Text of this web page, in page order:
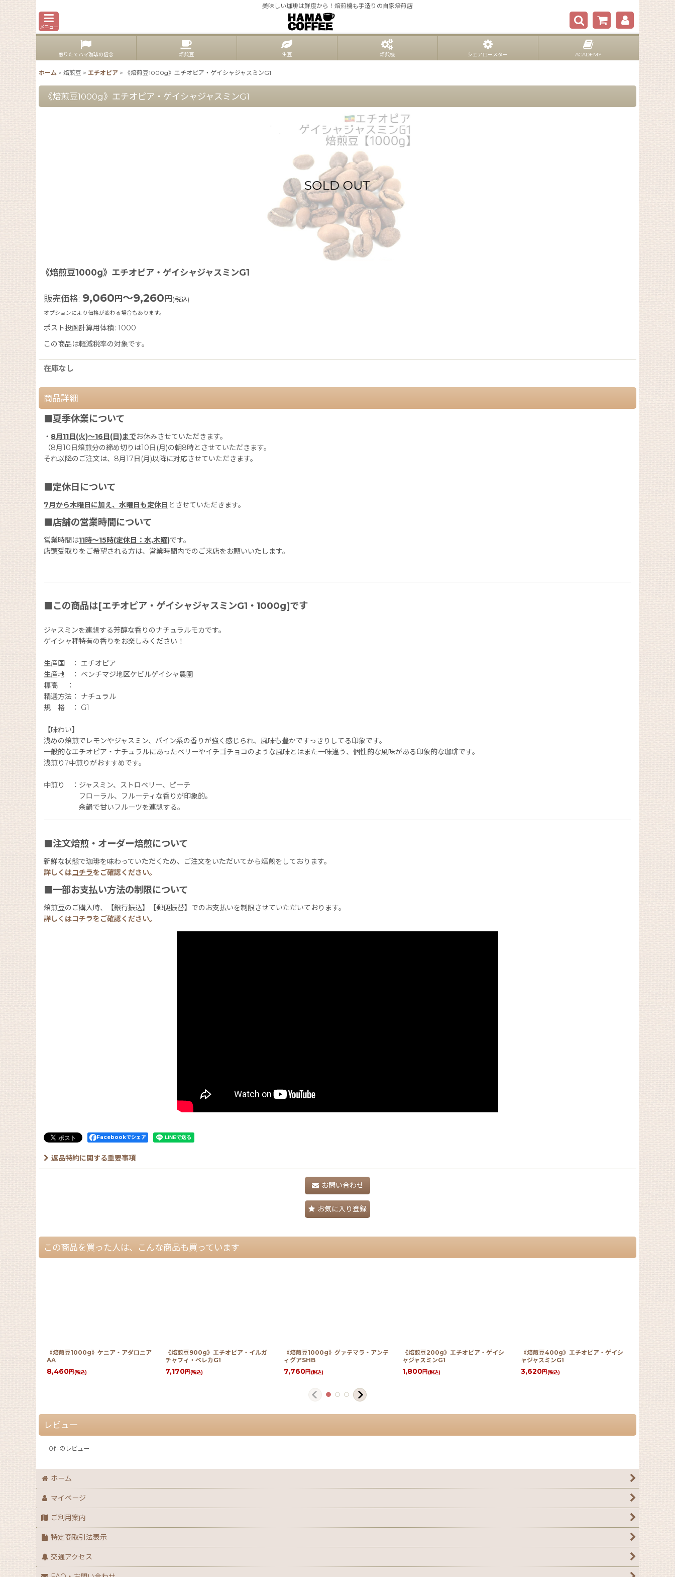
美味しい珈琲は鮮度から！焙煎機も手造りの自家焙煎店
メニュー
煎りたてハマ珈琲の信念 焙煎豆 生豆 焙煎機 シェアロースター ACADEMY
ホーム > 焙煎豆 > エチオピア > 《焙煎豆1000g》エチオピア・ゲイシャジャスミンG1
《焙煎豆1000g》エチオピア・ゲイシャジャスミンG1
《焙煎豆1000g》エチオピア・ゲイシャジャスミンG1
販売価格: 9,060 円 ～9,260 円 (税込)
オプションにより価格が変わる場合もあります。
ポスト投函計算用体積: 1000
この商品は軽減税率の対象です。
在庫なし
商品詳細
■夏季休業について
・ 8月11日(火)〜16日(日)までお休みさせていただきます。
（8月10日焙煎分の締め切りは10日(月)の朝8時とさせていただきます。
それ以降のご注文は、8月17日(月)以降に対応させていただきます。
■定休日について
7月から木曜日に加え、水曜日も定休日 とさせていただきます。
■店舗の営業時間について
営業時間は11時〜15時(定休日：水,木曜)です。
店頭受取りをご希望される方は、営業時間内でのご来店をお願いいたします。
■この商品は[エチオピア・ゲイシャジャスミンG1・1000g]です
ジャスミンを連想する芳醇な香りのナチュラルモカです。
ゲイシャ種特有の香りをお楽しみください！
生産国 ： エチオピア
生産地 ： ベンチマジ地区ケビルゲイシャ農園
標高 ：
精選方法： ナチュラル
規 格 ： G1
【味わい】
浅めの焙煎でレモンやジャスミン、パイン系の香りが強く感じられ、風味も豊かですっきりしてる印象です。
一般的なエチオピア・ナチュラルにあったベリーやイチゴチョコのような風味とはまた一味違う、個性的な風味がある印象的な珈琲です。
浅煎り?中煎りがおすすめです。
中煎り ：ジャスミン、ストロベリー、ピーチ
フローラル、フルーティな香りが印象的。
余韻で甘いフルーツを連想する。
■注文焙煎・オーダー焙煎について
新鮮な状態で珈琲を味わっていただくため、ご注文をいただいてから焙煎をしております。
詳しくはコチラをご確認ください。
■一部お支払い方法の制限について
焙煎豆のご購入時、【銀行振込】【郵便振替】でのお支払いを制限させていただいております。
詳しくはコチラをご確認ください。
Facebookでシェア
返品特約に関する重要事項
お問い合わせ
お気に入り登録
この商品を買った人は、こんな商品も買っています
《焙煎豆1000g》ケニア・アダロニア
AA
8,460円(税込)
《焙煎豆900g》エチオピア・イルガ
チャフィ・ベレカG1
7,170円(税込)
《焙煎豆1000g》グァテマラ・アンテ
ィグアSHB
7,760円(税込)
《焙煎豆200g》エチオピア・ゲイシ
ャジャスミンG1
1,800円(税込)
《焙煎豆400g》エチオピア・ゲイシ
ャジャスミンG1
3,620円(税込)
レビュー
0件のレビュー
ホーム
マイページ
ご利用案内
特定商取引法表示
交通アクセス